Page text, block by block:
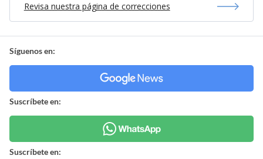
Revisa nuestra página de correcciones
Síguenos en:
Suscríbete en:
Suscríbete en: